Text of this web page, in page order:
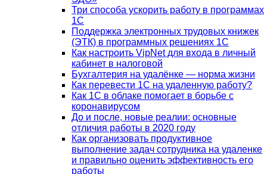
Три способа ускорить работу в программах
1С
Поддержка электронных трудовых книжек
(ЭТК) в программных решениях 1С
Как настроить VipNet для входа в личный
кабинет в налоговой
Бухгалтерия на удалёнке — норма жизни
Как перевести 1С на удаленную работу?
Как 1С в облаке помогает в борьбе с
коронавирусом
До и после, новые реалии: основные
отличия работы в 2020 году
Как организовать продуктивное
выполнение задач сотрудника на удаленке
и правильно оценить эффективность его
работы